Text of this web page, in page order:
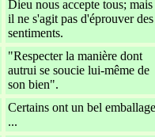
Dieu nous accepte tous; mais
il ne s'agit pas d'éprouver des
sentiments.
"Respecter la manière dont
autrui se soucie lui-même de
son bien".
Certains ont un bel emballage
...